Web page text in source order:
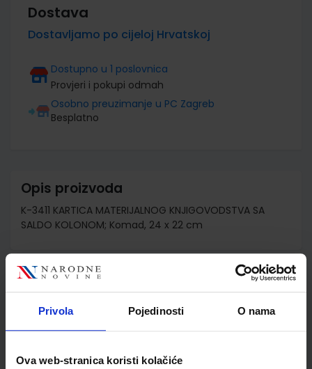
Privola Pojedinosti O nama
Ova web-stranica koristi kolačiće
Dostava
Dostavljamo po cijeloj Hrvatskoj
Dostupno u 1 poslovnica
Provjeri i pokupi odmah
Osobno preuzimanje u PC Zagreb
Besplatno
Opis proizvoda
K-3411 KARTICA MATERIJALNOG KNJIGOVODSTVA SA
SALDO KOLONOM; Komad, 24 x 22 cm
Detalji proizvoda
Šifra proizvoda
700015
Jedinična mjera